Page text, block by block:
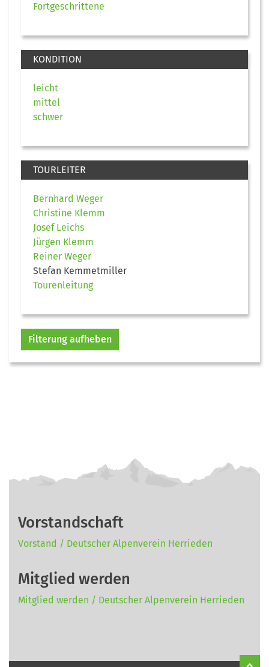
Fortgeschrittene
KONDITION
leicht
mittel
schwer
TOURLEITER
Bernhard Weger
Christine Klemm
Josef Leichs
Jürgen Klemm
Reiner Weger
Stefan Kemmetmiller
Tourenleitung
Filterung aufheben
Vorstandschaft
Vorstand / Deutscher Alpenverein Herrieden
Mitglied werden
Mitglied werden / Deutscher Alpenverein Herrieden